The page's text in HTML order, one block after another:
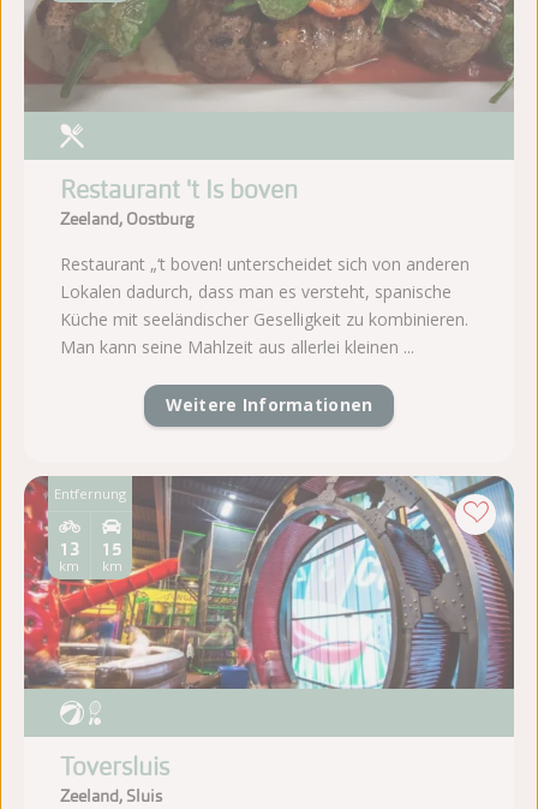
Restaurant 't Is boven
Zeeland, Oostburg
Restaurant „‘t boven! unterscheidet sich von anderen
Lokalen dadurch, dass man es versteht, spanische
Küche mit seeländischer Geselligkeit zu kombinieren.
Man kann seine Mahlzeit aus allerlei kleinen ...
Weitere Informationen
Entfernung
15
km
13
km
Toversluis
Zeeland, Sluis